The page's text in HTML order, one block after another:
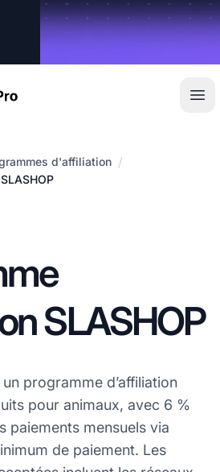
d'affiliation /
SLASHOP
programme d’affiliation
pour animaux, avec 6 %
paiements mensuels via
de paiement. Les